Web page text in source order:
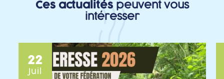
Ces actualitéspeuvent vous
intéresser
22
Juil